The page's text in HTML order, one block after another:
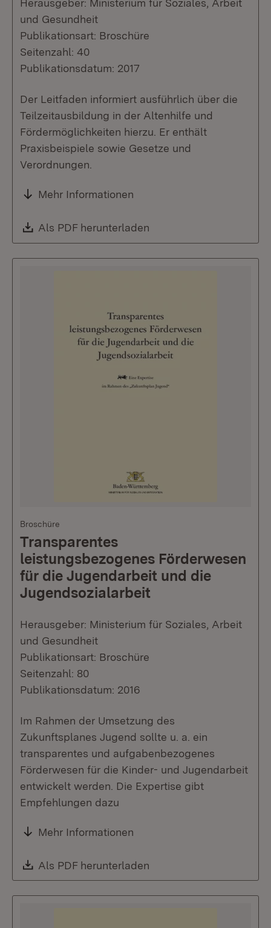
Herausgeber: Ministerium für Soziales, Arbeit
und Gesundheit
Publikationsart: Broschüre
Seitenzahl: 40
Publikationsdatum: 2017
Der Leitfaden informiert ausführlich über die
Teilzeitausbildung in der Altenhilfe und
Fördermöglichkeiten hierzu. Er enthält
Praxisbeispiele sowie Gesetze und
Verordnungen.
Mehr Informationen
Download:
Als PDF herunterladen
Broschüre
Transparentes
leistungsbezogenes Förderwesen
für die Jugendarbeit und die
Jugendsozialarbeit
Herausgeber: Ministerium für Soziales, Arbeit
und Gesundheit
Publikationsart: Broschüre
Seitenzahl: 80
Publikationsdatum: 2016
Im Rahmen der Umsetzung des
Zukunftsplanes Jugend sollte u. a. ein
transparentes und aufgabenbezogenes
Förderwesen für die Kinder- und Jugendarbeit
entwickelt werden. Die Expertise gibt
Empfehlungen dazu
Mehr Informationen
Download:
Als PDF herunterladen